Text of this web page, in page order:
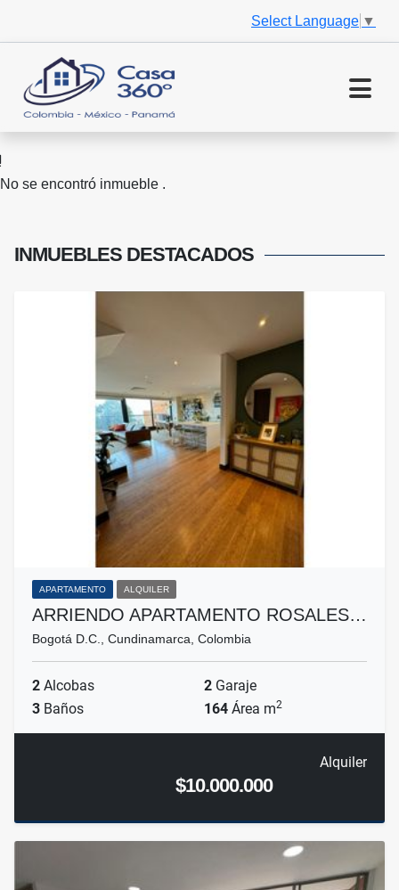
Select Language ▼
No se encontró inmueble .
INMUEBLES DESTACADOS
APARTAMENTO ALQUILER
ARRIENDO APARTAMENTO ROSALES…
Bogotá D.C., Cundinamarca, Colombia
2 Alcobas 2 Garaje
3 Baños 164 Área m2
Alquiler
$10.000.000